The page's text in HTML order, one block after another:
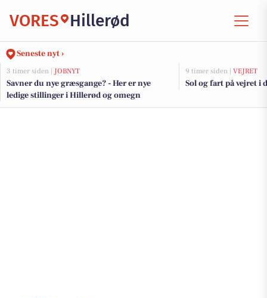
VORES Hillerød
Seneste nyt ›
3 timer siden | JOBNYT
Savner du nye græsgange? - Her er nye
ledige stillinger i Hillerød og omegn
9 timer siden | VEJRET
Sol og fart på vejret i